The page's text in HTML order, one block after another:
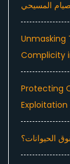
المسيحي
Unmasking
Complicity
Protecting
الحيوانات؟